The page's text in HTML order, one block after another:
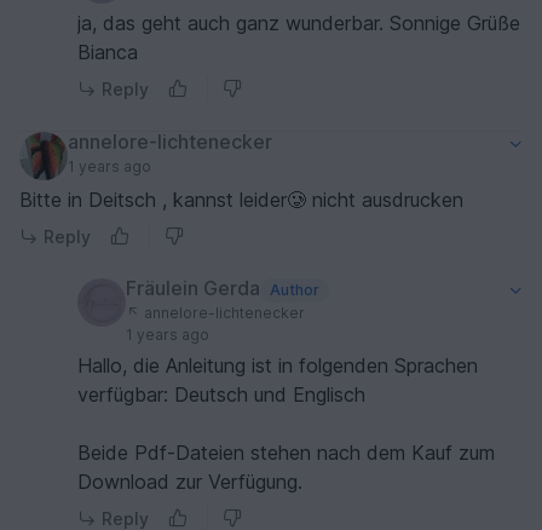
ja, das geht auch ganz wunderbar. Sonnige Grüße
Bianca
Reply
annelore-lichtenecker
1 years ago
Bitte in Deitsch , kannst leider🥲 nicht ausdrucken
Reply
Fräulein Gerda
Author
annelore-lichtenecker
1 years ago
Hallo, die Anleitung ist in folgenden Sprachen
verfügbar: Deutsch und Englisch
Beide Pdf-Dateien stehen nach dem Kauf zum
Download zur Verfügung.
Reply